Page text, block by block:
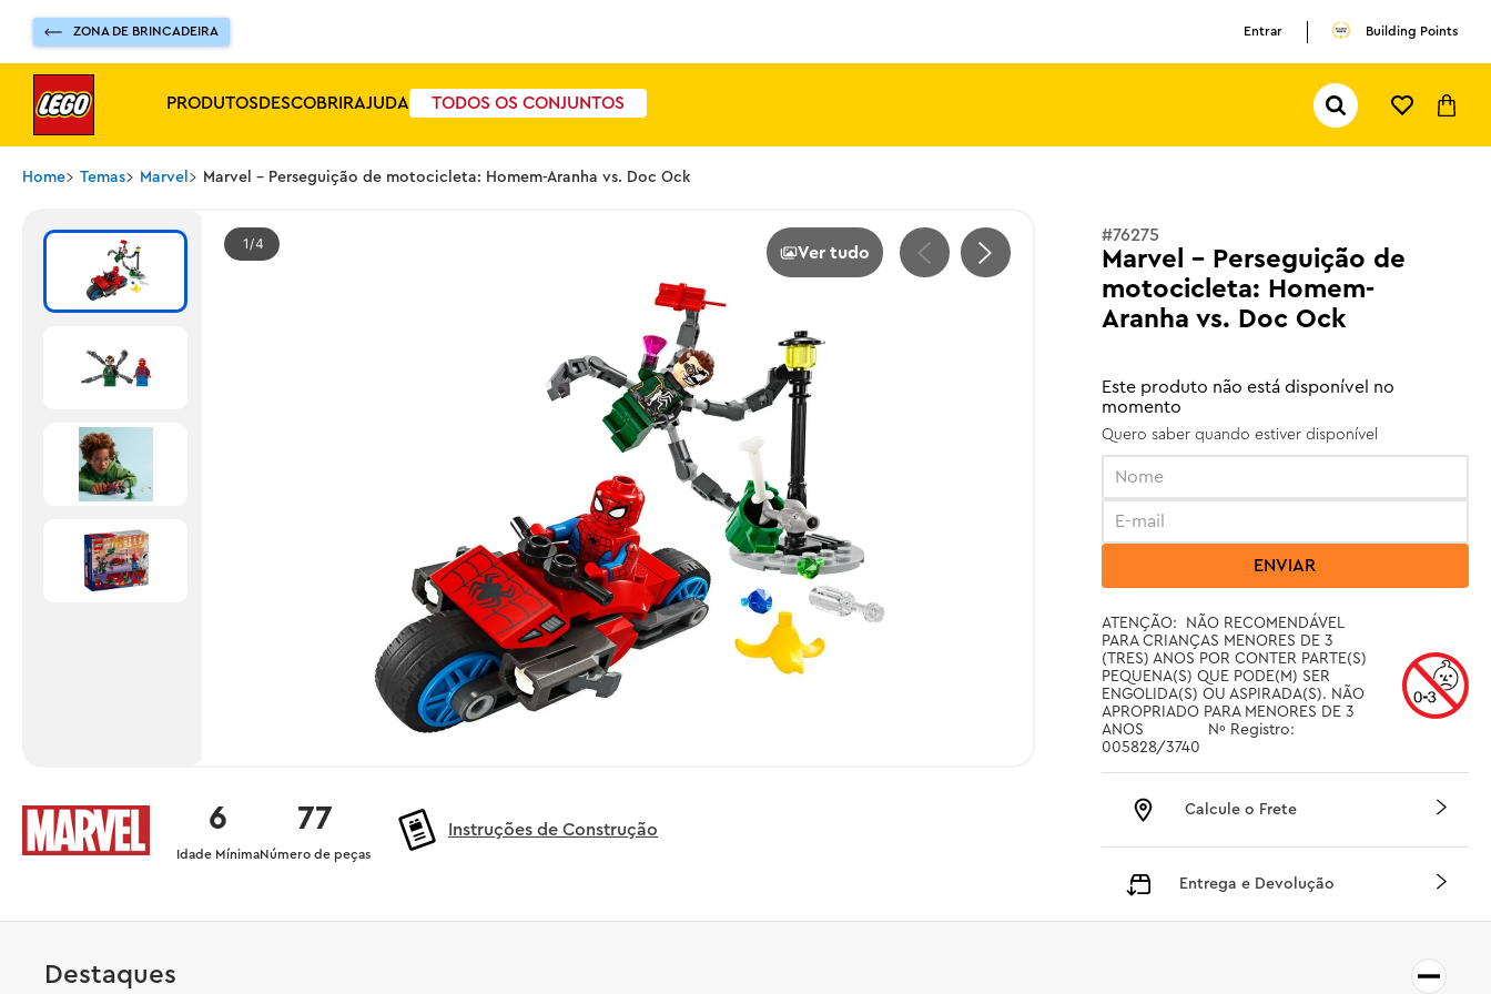
ZONA DE BRINCADEIRA Entrar Building Points
PRODUTOSDESCOBRIRAJUDA TODOS OS CONJUNTOS
Pesquisar...
Home Temas Marvel Marvel - Perseguição de motocicleta: Homem-Aranha vs. Doc Ock
1 4 Ver tudo
77
Número de peças
6
Idade Mínima
Instruções de Construção
#76275
Marvel - Perseguição de
motocicleta: Homem-
Aranha vs. Doc Ock
Este produto não está disponível no
momento
Quero saber quando estiver disponível
ENVIAR
ATENÇÃO:  NÃO RECOMENDÁVEL
PARA CRIANÇAS MENORES DE 3
(TRES) ANOS POR CONTER PARTE(S)
PEQUENA(S) QUE PODE(M) SER
ENGOLIDA(S) OU ASPIRADA(S). NÃO
APROPRIADO PARA MENORES DE 3
ANOS		Nº Registro:
005828/3740
Calcule o Frete
Entrega e Devolução
Destaques
TERMOS MAIS BUSCADOS
copa mundo